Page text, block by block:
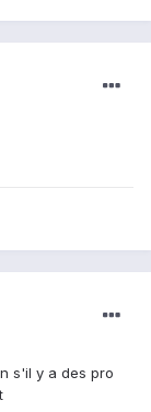
s'il y a des pro